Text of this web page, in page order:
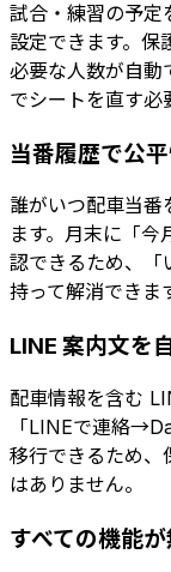
試合・練習の予定
設定できます。保
必要な人数が自動
でシートを直す必
当番履歴で公
誰がいつ配車当番
ます。月末に「
認できるため、「
持って解消できま
LINE 案内文を
配車情報を含む
「LINEで連絡
移行できるため、
はありません。
すべての機能